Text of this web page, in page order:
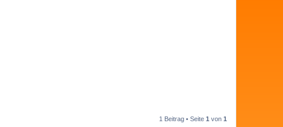
1 Beitrag • Seite 1 von 1